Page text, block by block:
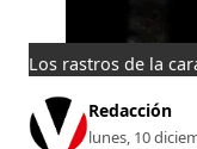
Los rastros de la
Redacción
lunes, 10